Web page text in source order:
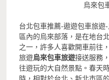
烏來包
台北包車推薦-遨遊包車旅遊
區內的烏來部落，是在地台
之一，許多人喜歡開車前往
旅遊烏來包車旅遊接送服務
往遊玩的大自然景點。春天
時，相對於台北、新北市區